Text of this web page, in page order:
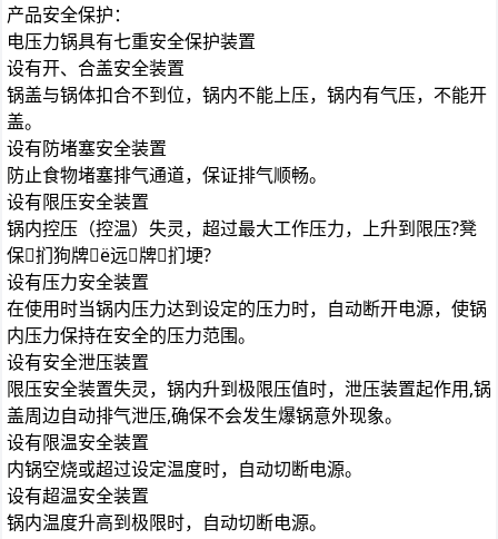
产品安全保护：
电压力锅具有七重安全保护装置
设有开、合盖安全装置
锅盖与锅体扣合不到位，锅内不能上压，锅内有气压，不能开
盖。
设有防堵塞安全装置
防止食物堵塞排气通道，保证排气顺畅。
设有限压安全装置
锅内控压（控温）失灵，超过最大工作压力，上升到限压?凳
保扪狗牌ё远牌扪埂?
设有压力安全装置
在使用时当锅内压力达到设定的压力时，自动断开电源，使锅
内压力保持在安全的压力范围。
设有安全泄压装置
限压安全装置失灵，锅内升到极限压值时，泄压装置起作用,锅
盖周边自动排气泄压,确保不会发生爆锅意外现象。
设有限温安全装置
内锅空烧或超过设定温度时，自动切断电源。
设有超温安全装置
锅内温度升高到极限时，自动切断电源。